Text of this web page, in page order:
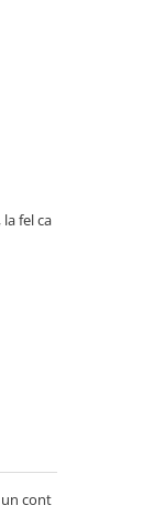
fel ca
un cont